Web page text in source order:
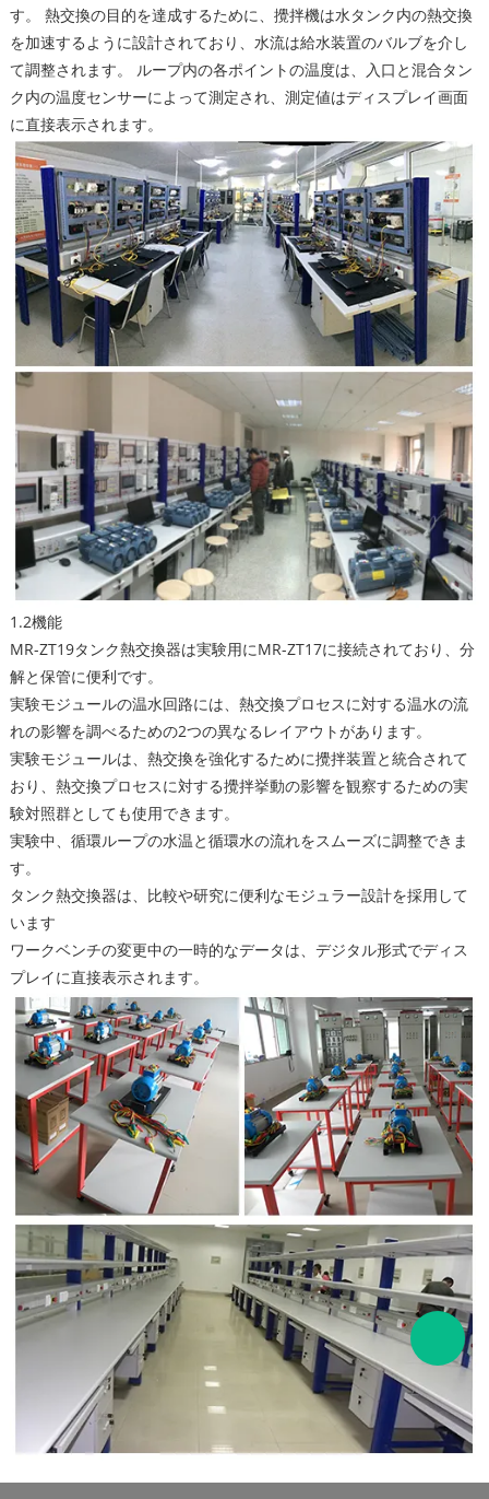
す。 熱交換の目的を達成するために、攪拌機は水タンク内の熱交換
を加速するように設計されており、水流は給水装置のバルブを介し
て調整されます。 ループ内の各ポイントの温度は、入口と混合タン
ク内の温度センサーによって測定され、測定値はディスプレイ画面
に直接表示されます。
1.2機能
MR-ZT19タンク熱交換器は実験用にMR-ZT17に接続されており、分
解と保管に便利です。
実験モジュールの温水回路には、熱交換プロセスに対する温水の流
れの影響を調べるための2つの異なるレイアウトがあります。
実験モジュールは、熱交換を強化するために攪拌装置と統合されて
おり、熱交換プロセスに対する攪拌挙動の影響を観察するための実
験対照群としても使用できます。
実験中、循環ループの水温と循環水の流れをスムーズに調整できま
す。
タンク熱交換器は、比較や研究に便利なモジュラー設計を採用して
います
ワークベンチの変更中の一時的なデータは、デジタル形式でディス
プレイに直接表示されます。